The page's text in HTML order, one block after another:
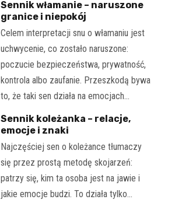
Sennik włamanie – naruszone
granice i niepokój
Celem interpretacji snu o włamaniu jest
uchwycenie, co zostało naruszone:
poczucie bezpieczeństwa, prywatność,
kontrola albo zaufanie. Przeszkodą bywa
to, że taki sen działa na emocjach…
Sennik koleżanka – relacje,
emocje i znaki
Najczęściej sen o koleżance tłumaczy
się przez prostą metodę skojarzeń:
patrzy się, kim ta osoba jest na jawie i
jakie emocje budzi. To działa tylko…